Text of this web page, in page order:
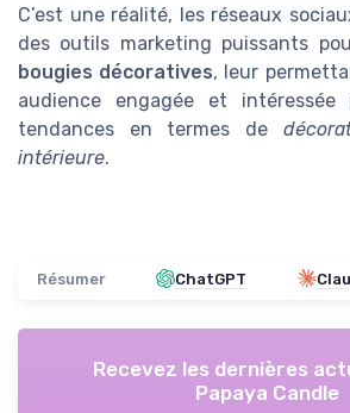
C’est une réalité, les réseaux
des outils marketing puissants
bougies décoratives, leur
audience engagée et intéressée
tendances en termes de
intérieure.
Résumer ChatGPT
Recevez les dernières
Papaya Candle